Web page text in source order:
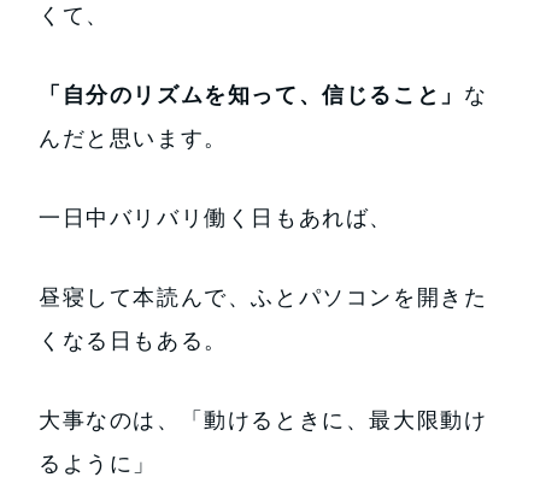
くて、
「自分のリズムを知って、信じること」 な
んだと思います。
一日中バリバリ働く日もあれば、
昼寝して本読んで、ふとパソコンを開きた
くなる日もある。
大事なのは、「動けるときに、最大限動け
るように」